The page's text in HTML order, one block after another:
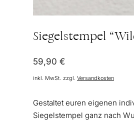
Siegelstempel
59,90 €
inkl. MwSt. zzgl. Versandkosten
Gestaltet euren eigenen
Siegelstempel ganz nach